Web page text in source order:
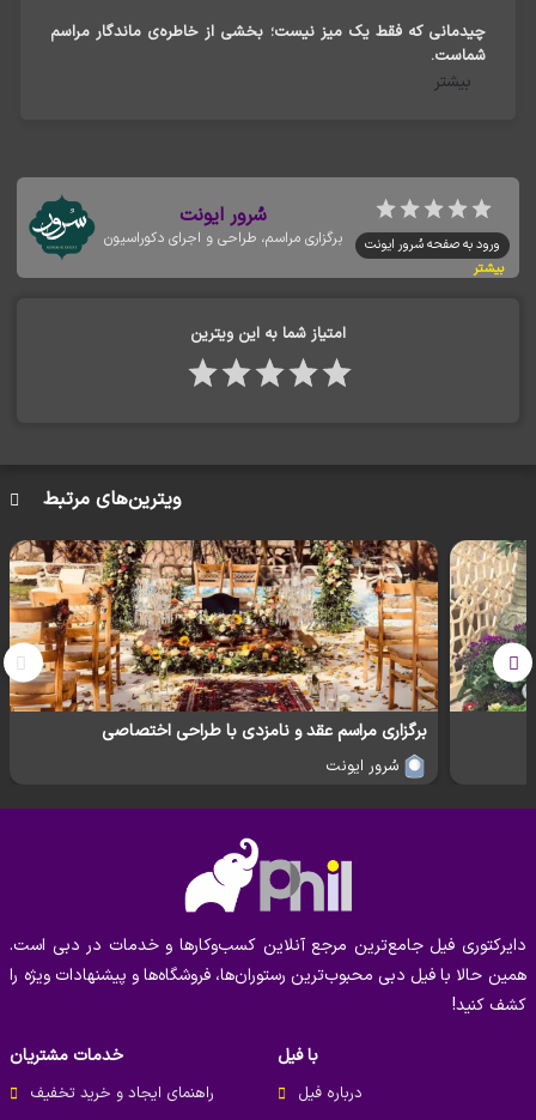
چیدمانی که فقط یک میز نیست؛ بخشی از خاطره‌ی ماندگار مراسم
شماست.
بیشتر
سُرور ایونت
برگزاری مراسم، طراحی و اجرای دکوراسیون
ورود به صفحه سُرور ایونت
بیشتر
امتیاز شما به این ویترین
ویترین‌های مرتبط
برگزاری مراسم عقد و نامزدی با طراحی اختصاصی
سُرور ایونت
خدمات مشتریان
راهنمای ایجاد و خرید تخفیف
با فیل
درباره فیل
دایرکتوری فیل جامع‌ترین مرجع آنلاین کسب‌وکارها و خدمات در دبی است.
همین حالا با فیل دبی محبوب‌ترین رستوران‌ها، فروشگاه‌ها و پیشنهادات ویژه را
کشف کنید!